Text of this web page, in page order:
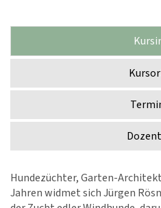
Hundezüchter, Garten-
Jahren widmet sich Jürgen